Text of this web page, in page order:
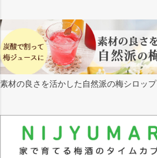
素材の良さを活かした自然派の梅シロップ